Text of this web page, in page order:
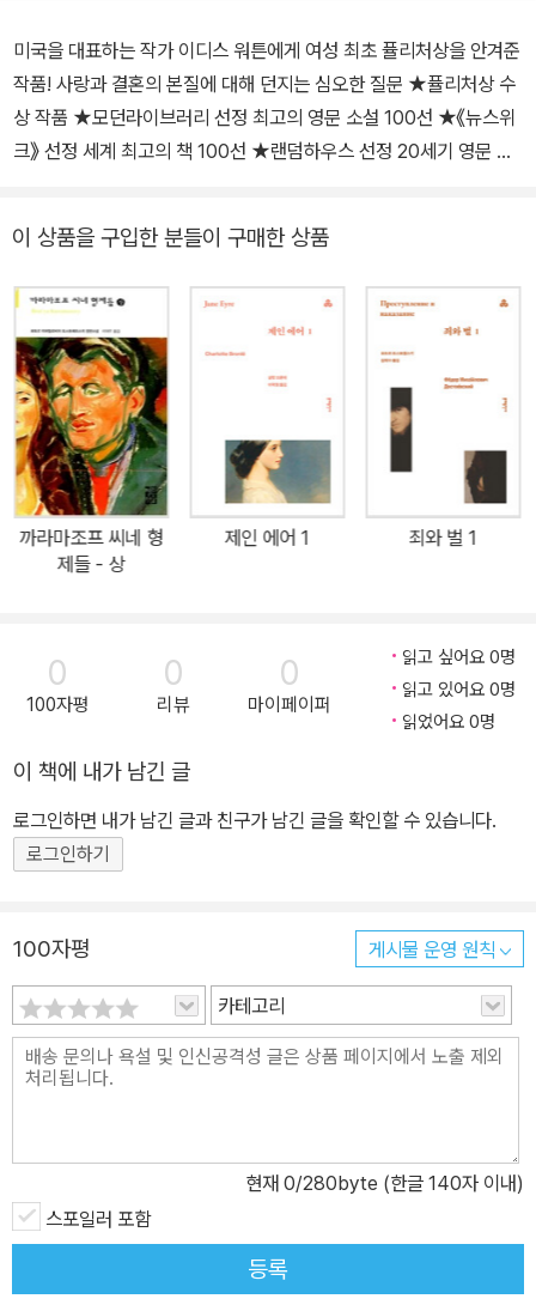
미국을 대표하는 작가 이디스 워튼에게 여성 최초 퓰리처상을 안겨준
작품! 사랑과 결혼의 본질에 대해 던지는 심오한 질문 ★퓰리처상 수
상 작품 ★모던라이브러리 선정 최고의 영문 소설 100선 ★《뉴스위
크》 선정 세계 최고의 책 100선 ★랜덤하우스 선정 20세기 영문 소
스 워튼은 미국을 대표하는 여성 작가라고 할 수 있다. 두 사람 모두
결혼이라는 주제에 몰두했고, 자신들이 속한 사회를 익살스러우면서
도 통렬하게 비판했다는 공통점이 있다. 그러나 차이점도 있다. 제인
오스틴은 사회적 지위와 경제적 안정을 확보하기 위해 결혼에 의지할
수밖에 없는 여성 인물을 주로 그렸다. 반면 워튼은 결혼이라는 사회
적 관습이 개인의 행복 추구와 어떻게 상충하며 개인을 억압하는지를
보였다. 오스틴이 결혼 이전의 이야기에 집중해 결혼을 사랑의 결실
이자 해피 엔딩으로 그린다면, 워튼은 인물의 진정한 사랑을 가로막
는 장애물로 결혼을 그린 것이다. 《순수의 시대》는 이디스 워튼에게
여성 최초의 퓰리처상을 안겨준 작품으로, 작품성과 대중성 측면에서
처가 다른 여성에게 사랑의 감정을 느끼며 겪는 이야기를 앞세워 사
랑과 결혼의 관계에 대한 본질적 질문을 파고든다. 아처는 메이와 결
혼을 앞둔 상태인데 또 다른 여성 엘런에게 사랑을 느껴 극심한 혼란
느끼며 엘런에게 가려 하지만, 아처의 단호한 결심은 번번이 아내의
능수능란하고 단호한 방해에 가로막힌다. 어느덧 시간이 흘러, 메이
와 여러 아이를 낳고 명망 있는 중년 신사가 된 아처. 이제는 격식과
오래도록 묵혀둔 아처 내면의 사랑은 다시금 요동치기 시작한다. 친
밀성, 개인의 내밀한 감정인가 사회적 제도인가? 이디스 워튼의 소설
중 정점에 서 있는 작품! 《순수의 시대》는 《피난처》, 《환락의 집》,
《이선 프롬》 등을 비롯한 기존 워튼 작품의 연장에 있는 소설로 불운
한 결혼이 어떻게 한 인간의 영혼을 파괴하여 진정한 사랑의 가능성
지, 그 혼란 속에서 우리는 무엇을 할 수 있는지를 진지하게 탐색하는
작품이다. 이디스 워튼은 세 인물의 내밀한 심리를 그 시절의 풍속 아
래에서 놀랍도록 섬세하고 긴장감 넘치게 펼쳐낸다. 주인공들이 벌이
는 갈등과 충돌을 통해 뉴욕 상류층의 문화와 도덕 이면에 자리 잡은
위선과 억압을 세밀하게 그려내기도 한다. 그 결과 《순수의 시대》는
이 상품을 구입한 분들이 구매한 상품
까라마조프 씨네 형
제들 - 상
제인 에어 1 죄와 벌 1
0
100자평
0
리뷰
0
마이페이퍼
읽고 싶어요 0명
읽고 있어요 0명
읽었어요 0명
이 책에 내가 남긴 글
로그인하면 내가 남긴 글과 친구가 남긴 글을 확인할 수 있습니다.
로그인하기
100자평 게시물 운영 원칙
카테고리
현재 0/280byte (한글 140자 이내)
스포일러 포함
등록